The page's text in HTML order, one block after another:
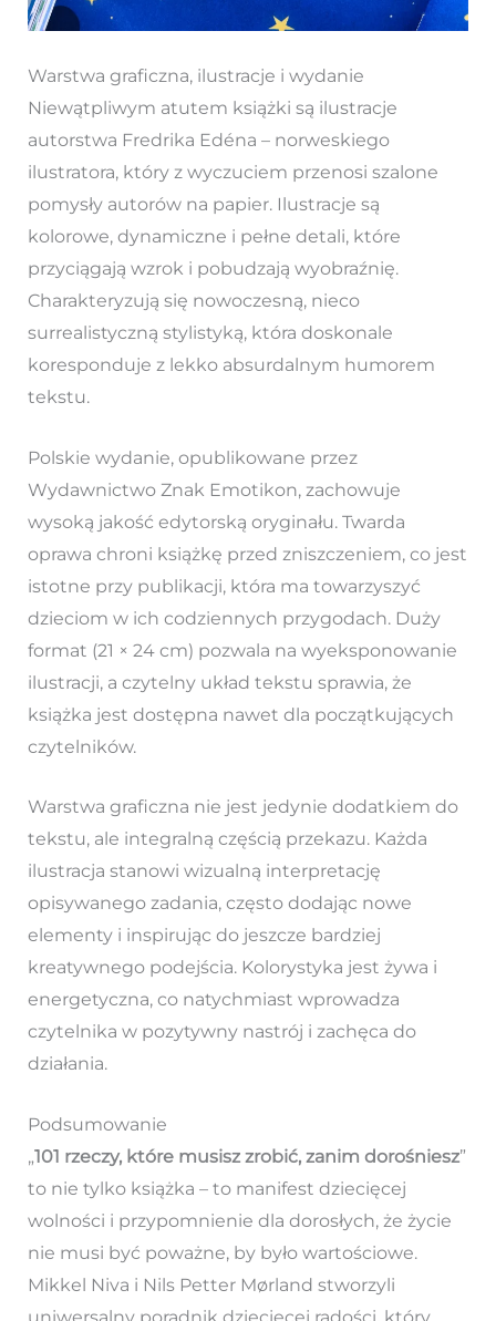
Warstwa graficzna, ilustracje i wydanie
Niewątpliwym atutem książki są ilustracje
autorstwa Fredrika Edéna – norweskiego
ilustratora, który z wyczuciem przenosi szalone
pomysły autorów na papier. Ilustracje są
kolorowe, dynamiczne i pełne detali, które
przyciągają wzrok i pobudzają wyobraźnię.
Charakteryzują się nowoczesną, nieco
surrealistyczną stylistyką, która doskonale
koresponduje z lekko absurdalnym humorem
tekstu.
Polskie wydanie, opublikowane przez
Wydawnictwo Znak Emotikon, zachowuje
wysoką jakość edytorską oryginału. Twarda
oprawa chroni książkę przed zniszczeniem, co jest
istotne przy publikacji, która ma towarzyszyć
dzieciom w ich codziennych przygodach. Duży
format (21 × 24 cm) pozwala na wyeksponowanie
ilustracji, a czytelny układ tekstu sprawia, że
książka jest dostępna nawet dla początkujących
czytelników.
Warstwa graficzna nie jest jedynie dodatkiem do
tekstu, ale integralną częścią przekazu. Każda
ilustracja stanowi wizualną interpretację
opisywanego zadania, często dodając nowe
elementy i inspirując do jeszcze bardziej
kreatywnego podejścia. Kolorystyka jest żywa i
energetyczna, co natychmiast wprowadza
czytelnika w pozytywny nastrój i zachęca do
działania.
Podsumowanie
„101 rzeczy, które musisz zrobić, zanim dorośniesz”
to nie tylko książka – to manifest dziecięcej
wolności i przypomnienie dla dorosłych, że życie
nie musi być poważne, by było wartościowe.
Mikkel Niva i Nils Petter Mørland stworzyli